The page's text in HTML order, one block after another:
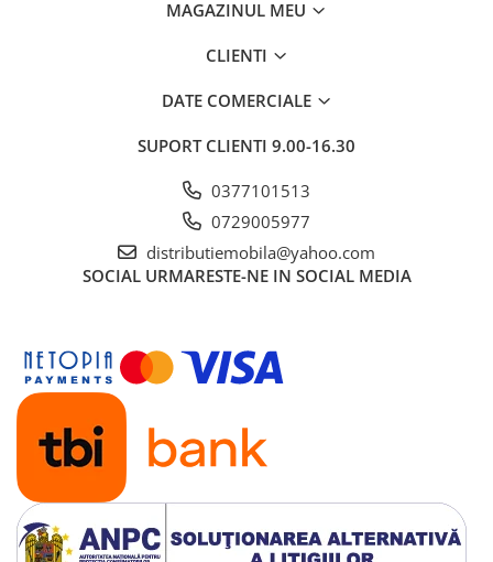
MAGAZINUL MEU
CLIENTI
DATE COMERCIALE
SUPORT CLIENTI 9.00-16.30
0377101513
0729005977
distributiemobila@yahoo.com
SOCIAL URMARESTE-NE IN SOCIAL MEDIA